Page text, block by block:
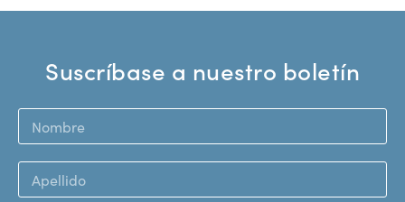
Suscríbase a nuestro boletín